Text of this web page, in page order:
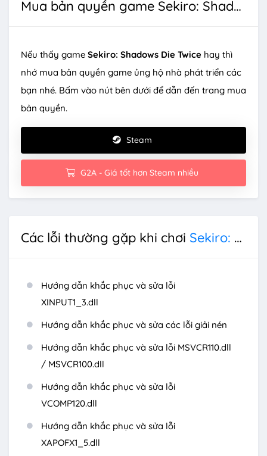
Mua bản quyền game Sekiro: Shadows Die Twice
Nếu thấy game Sekiro: Shadows Die Twice hay thì
nhớ mua bản quyền game ủng hộ nhà phát triển các
bạn nhé. Bấm vào nút bên dưới để dẫn đến trang mua
bản quyền.
Steam
G2A - Giá tốt hơn Steam nhiều
Các lỗi thường gặp khi chơi Sekiro: Shadows Die Twice
Hướng dẫn khắc phục và sửa lỗi
XINPUT1_3.dll
Hướng dẫn khắc phục và sửa các lỗi giải nén
Hướng dẫn khắc phục và sửa lỗi MSVCR110.dll
/ MSVCR100.dll
Hướng dẫn khắc phục và sửa lỗi
VCOMP120.dll
Hướng dẫn khắc phục và sửa lỗi
XAPOFX1_5.dll